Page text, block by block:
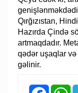
Qırğızıstan,
Hazırda Çində
artmaqdadır.
qədər uşaqlar
gəlinir.
Facebook